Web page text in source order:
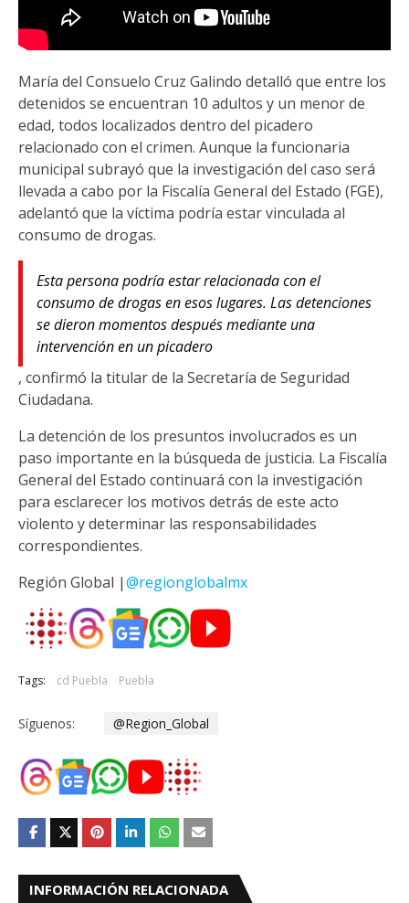
María del Consuelo Cruz Galindo detalló que entre los
detenidos se encuentran 10 adultos y un menor de
edad, todos localizados dentro del picadero
relacionado con el crimen. Aunque la funcionaria
municipal subrayó que la investigación del caso será
llevada a cabo por la Fiscalía General del Estado (FGE),
adelantó que la víctima podría estar vinculada al
consumo de drogas.
Esta persona podría estar relacionada con el
consumo de drogas en esos lugares. Las detenciones
se dieron momentos después mediante una
intervención en un picadero
, confirmó la titular de la Secretaría de Seguridad
Ciudadana.
La detención de los presuntos involucrados es un
paso importante en la búsqueda de justicia. La Fiscalía
General del Estado continuará con la investigación
para esclarecer los motivos detrás de este acto
violento y determinar las responsabilidades
correspondientes.
Región Global |@regionglobalmx
Tags: cd Puebla Puebla
Síguenos: @Region_Global
INFORMACIÓN RELACIONADA